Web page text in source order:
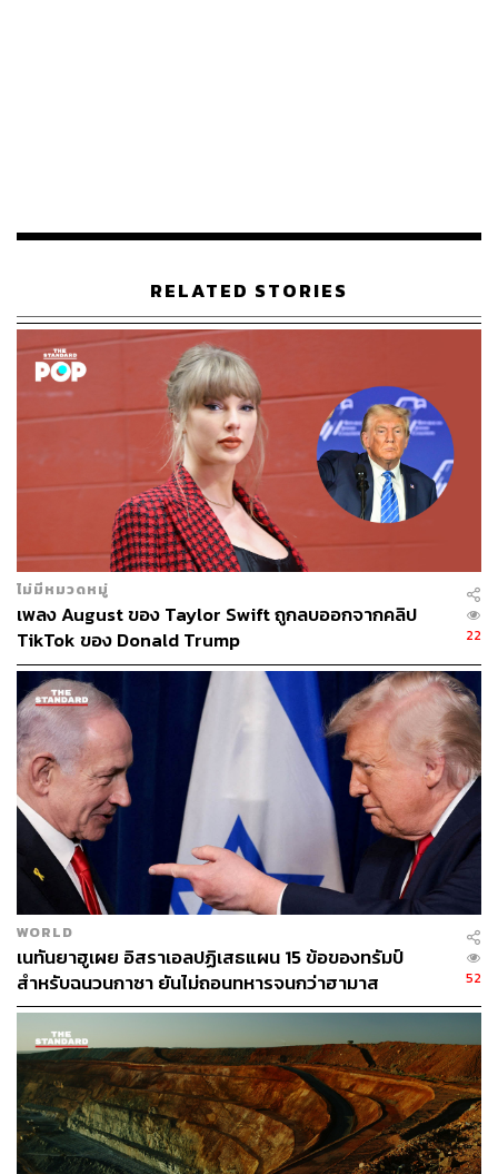
ปัญหาที่สะสมมานาน ก่อนสงครามอิหร่านเป็นฟางเ
ดีลกอบกู้ที่พังในนาทีสุดท้าย และเกมโทษกันทางกา
รเมือง
ผู้โดยสารและพนักงานที่ตกค้าง และคำถามถึงราคา
ตั๋วในวันที่ ‘ยักษ์เล็กสีเหลือง’ หายไป
ในบ่ายวันศุกร์ก่อนหน้านั้น (1 พฤษภาคม) เจเรเมียห์ เบอร์ตัน
(Jeremiah Burton) ช่างเทคนิคเครื่องปรับอากาศวัย 45 ปี ยืน
รอเที่ยวบินที่สนามบินบัลติมอร์เพื่อเดินทางไปนิวออร์ลีนส์
เยี่ยมหลานแฝดที่เพิ่งเกิดของลูกสาว นี่คือครั้งแรกในชีวิตของ
เขาที่ได้ขึ้นเครื่องบิน
“พูดตามตรง ผมแค่เข้า Google ค้นหาตั๋วเครื่องบินที่ถูกที่สุด”
เบอร์ตันเล่ากับ CNBC พร้อมเสริมว่าเขาจ่ายค่าตั๋วราว 500
ดอลลาร์สหรัฐ (ราว 16,255 บาท) เมื่อปลายเดือนที่แล้ว และมี
กำหนดบินกลับวันที่ 6 พฤษภาคม
เพียงไม่กี่ชั่วโมงต่อมา สายการบินที่เบอร์ตันเลือกก็เตรียมยุติ
การให้บริการอย่างเป็นทางการ ปิดฉากเส้นทางกว่า 3
ทศวรรษของสายการบินที่นำการเดินทางทางอากาศราคา
ประหยัดมาสู่คนหลายล้านคนทั่วสหรัฐฯ
จุดจบของ ‘ยักษ์เล็กสีเหลือง’ ที่เคยพลิกโฉมการ
บินอเมริกัน
Spirit เป็นสายการบินอันดับ 8 ของสหรัฐฯ ในปี 2025 มีส่วน
แบ่งตลาดในประเทศราว 4% ตามข้อมูลของ Cirium บริษัท
วิเคราะห์ข้อมูลด้านการบิน
แม้ส่วนแบ่งตลาดอาจดูไม่ใหญ่ แต่ Spirit คือสายการบินที่
RELATED STORIES
ไม่มีหมวดหมู่
เพลง August ของ Taylor Swift ถูกลบออกจากคลิป
TikTok ของ Donald Trump
22
WORLD
เนทันยาฮูเผย อิสราเอลปฏิเสธแผน 15 ข้อของทรัมป์
สำหรับฉนวนกาซา ยันไม่ถอนทหารจนกว่าฮามาส
ปลดอาวุธแท้จริง
52